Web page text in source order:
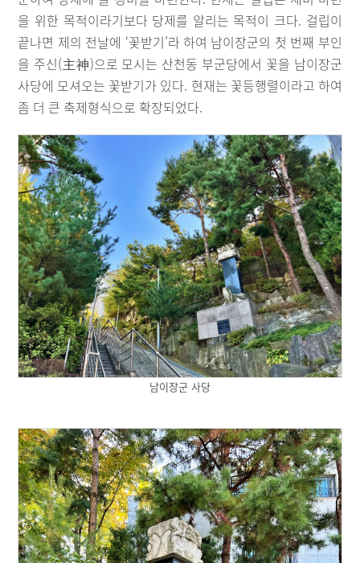
을 위한 목적이라기보다 당제를 알리는 목적이 크다. 걸립이
끝나면 제의 전날에 ‘꽃받기’라 하여 남이장군의 첫 번째 부인
을 주신(主神)으로 모시는 산천동 부군당에서 꽃을 남이장군
사당에 모셔오는 꽃받기가 있다. 현재는 꽃등행렬이라고 하여
좀 더 큰 축제형식으로 확장되었다.
남이장군 사당